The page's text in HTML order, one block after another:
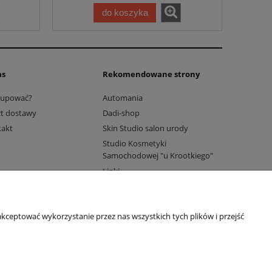
do koszyka
dostawy
Rekomendowane strony
Automania
Dadi-shop
Skin Studio salon urody
Studio Kosmetyki
Samochodowej "u Krootkiego"
Linki
wykorzystanie przez nas wszystkich tych plików i przejść